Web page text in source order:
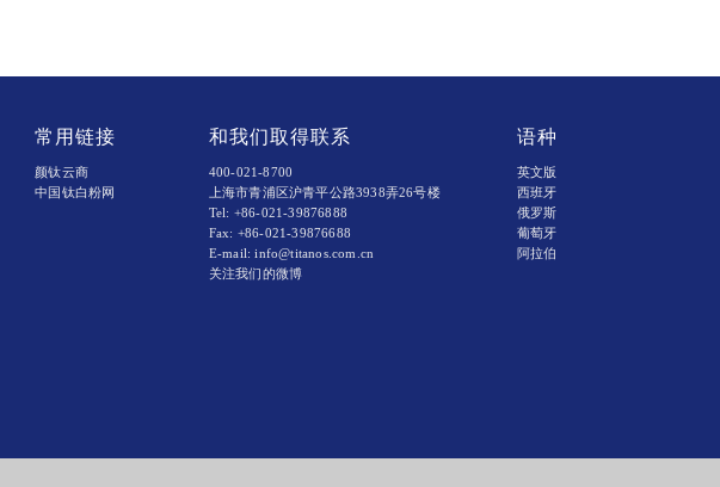
常用链接
颜钛云商
中国钛白粉网
和我们取得联系
400-021-8700
上海市青浦区沪青平公路3938弄26号楼
Tel: +86-021-39876888
Fax: +86-021-39876688
E-mail: info@titanos.com.cn
关注我们的微博
语种
英文版
西班牙
俄罗斯
葡萄牙
阿拉伯